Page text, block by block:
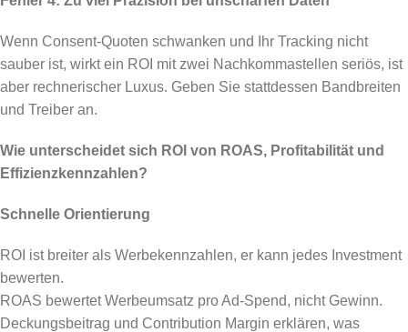
Wenn Consent-Quoten schwanken und Ihr Tracking nicht
sauber ist, wirkt ein ROI mit zwei Nachkommastellen seriös, ist
aber rechnerischer Luxus. Geben Sie stattdessen Bandbreiten
und Treiber an.
Wie unterscheidet sich ROI von ROAS, Profitabilität und
Effizienzkennzahlen?
Schnelle Orientierung
ROI ist breiter als Werbekennzahlen, er kann jedes Investment
bewerten.
ROAS bewertet Werbeumsatz pro Ad-Spend, nicht Gewinn.
Deckungsbeitrag und Contribution Margin erklären, was